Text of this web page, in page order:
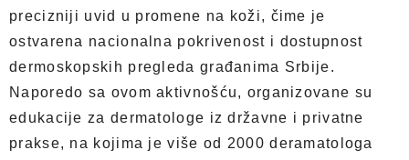
precizniji uvid u promene na koži, čime je
ostvarena nacionalna pokrivenost i dostupnost
dermoskopskih pregleda građanima Srbije.
Naporedo sa ovom aktivnošću, organizovane su
edukacije za dermatologe iz državne i privatne
prakse, na kojima je više od 2000 deramatologa